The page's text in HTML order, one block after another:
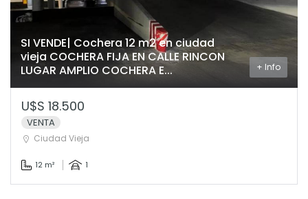
SI VENDE| Cochera 12 m2 en ciudad
vieja COCHERA FIJA EN CALLE RINCON
LUGAR AMPLIO COCHERA E...
+ Info
U$S 18.500
VENTA
Ciudad Vieja
12 m² 1